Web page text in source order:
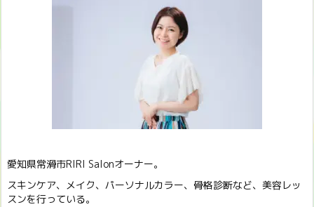
愛知県常滑市RIRI Salonオーナー。
スキンケア、メイク、パーソナルカラー、骨格診断など、美容レッ
スンを行っている。